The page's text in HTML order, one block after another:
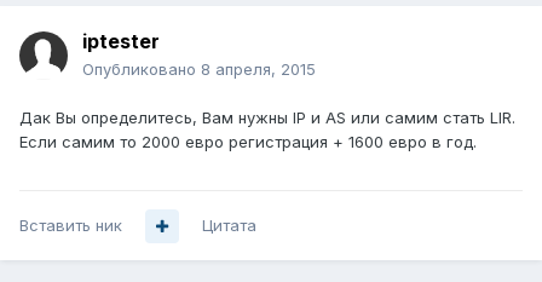
iptester
Опубликовано 8 апреля, 2015
Дак Вы определитесь, Вам нужны IP и AS или самим стать LIR.
Если самим то 2000 евро регистрация + 1600 евро в год.
Вставить ник Цитата